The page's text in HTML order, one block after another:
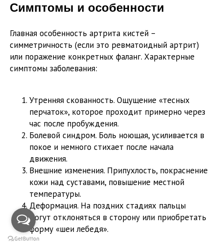
Симптомы и особенности
Главная особенность артрита кистей –
симметричность (если это ревматоидный артрит)
или поражение конкретных фаланг. Характерные
симптомы заболевания:
Утренняя скованность. Ощущение «тесных
перчаток», которое проходит примерно через
час после пробуждения.
Болевой синдром. Боль ноющая, усиливается в
покое и немного стихает после начала
движения.
Внешние изменения. Припухлость, покраснение
кожи над суставами, повышение местной
температуры.
Деформация. На поздних стадиях пальцы
могут отклоняться в сторону или приобретать
форму «шеи лебедя».